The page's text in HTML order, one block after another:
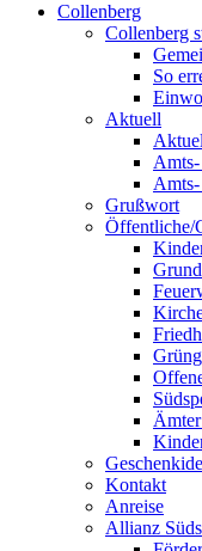
Collenberg
Collenberg
So
Aktuell
Grußwort
Öffentliche/
Kontakt
Anreise
Allianz